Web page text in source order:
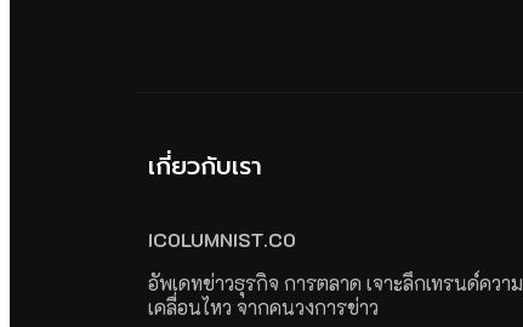
เกี่ยวกับเรา
ICOLUMNIST.CO
อัพเดทข่าวธุรกิจ การตลาด เจาะลึกเทรนด์ความ
เคลื่อนไหว จากคนวงการข่าว